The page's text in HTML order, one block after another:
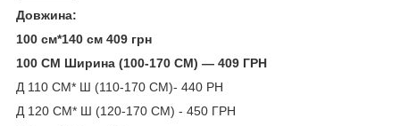
Довжина:
100 см*140 см 409 грн
100 СМ Ширина (100-170 СМ) — 409 ГРН
Д 110 СМ* Ш (110-170 СМ)- 440 РН
Д 120 СМ* Ш (120-170 СМ) - 450 ГРН